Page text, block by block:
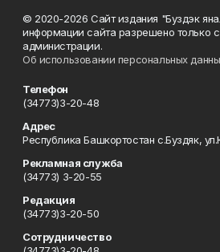
© 2020-2026 Сайт издания "Буздэк
информации сайта разрешено только
администрации.
Об использовании персональных
Телефон
(34773)3-20-48
Адрес
Республика Башкортостан с.Буздяк,
Рекламная служба
(34773) 3-20-55
Редакция
(34773)3-20-50
Сотрудничество